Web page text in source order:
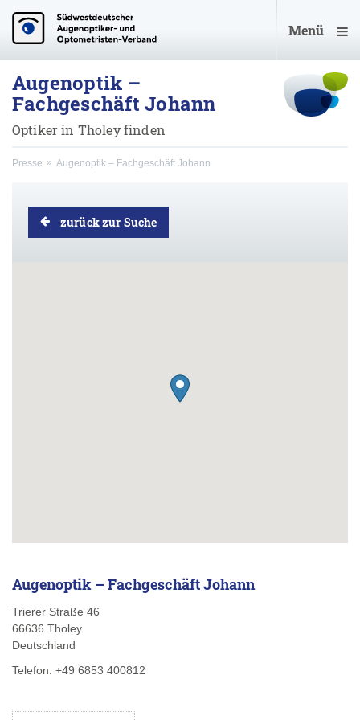
Menü
Augenoptik –
Fachgeschäft Johann
Optiker in Tholey finden
Presse Augenoptik – Fachgeschäft Johann
zurück zur Suche
Augenoptik – Fachgeschäft Johann
Trierer Straße 46
66636 Tholey
Deutschland
Telefon: +49 6853 400812